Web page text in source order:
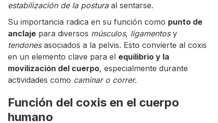
estabilización de la posturaal sentarse.
Su importancia radica en su función como punto de
anclaje para diversos músculos, ligamentosy
tendonesasociados a la pelvis. Esto convierte al coxis
en un elemento clave para el equilibrio y la
movilización del cuerpo, especialmente durante
actividades como caminar o correr.
Función del coxis en el cuerpo
humano